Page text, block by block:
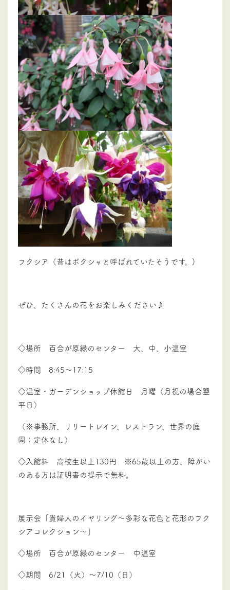
フクシア（昔はボクシャと呼ばれていたそうです。)
ぜひ、たくさんの花をお楽しみください♪
◇場所 百合が原緑のセンター 大、中、小温室
◇時間 8:45～17:15
◇温室・ガーデンショップ休館日 月曜（月祝の場合翌
平日）
（※事務所、リリートレイン、レストラン、世界の庭
園：定休なし）
◇入館料 高校生以上130円 ※65歳以上の方、障がい
のある方は証明書の提示で無料。
展示会「貴婦人のイヤリング～多彩な花色と花形のフク
シアコレクション～」
◇場所 百合が原緑のセンター 中温室
◇期間 6/21（火）～7/10（日）